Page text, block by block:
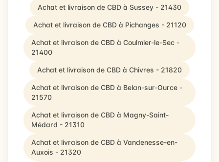
Achat et livraison de CBD à Sussey - 21430
Achat et livraison de CBD à Pichanges - 21120
Achat et livraison de CBD à Coulmier-le-Sec -
21400
Achat et livraison de CBD à Chivres - 21820
Achat et livraison de CBD à Belan-sur-Ource -
21570
Achat et livraison de CBD à Magny-Saint-
Médard - 21310
Achat et livraison de CBD à Vandenesse-en-
Auxois - 21320